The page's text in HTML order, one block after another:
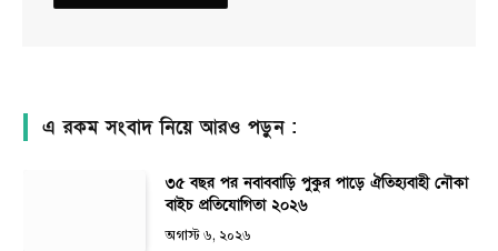
এ রকম সংবাদ নিয়ে আরও পড়ুন :
৩৫ বছর পর নবাববাড়ি পুকুর পাড়ে ঐতিহ্যবাহী নৌকা
বাইচ প্রতিযোগিতা ২০২৬
অগাস্ট ৬, ২০২৬